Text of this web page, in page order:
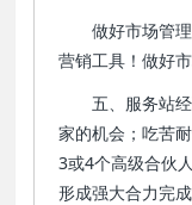
做好市场管
营销工具！做好
五、服务站
家的机会；吃苦
3或4个高级合伙
形成强大合力完成